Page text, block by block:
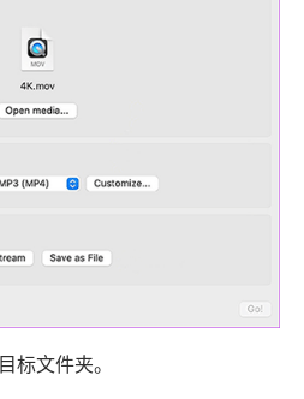
标文件夹。